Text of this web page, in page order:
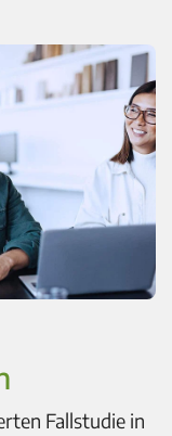
Fallstudie in